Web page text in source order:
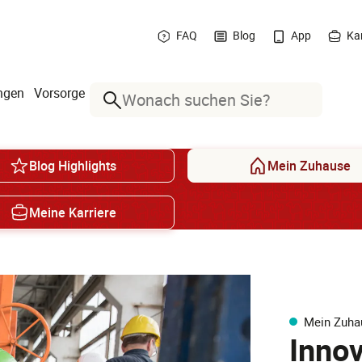
FAQ Blog App
Vorsorge
Suche
Blog Highlights Mein Zuhause
Meine Karriere
Mein